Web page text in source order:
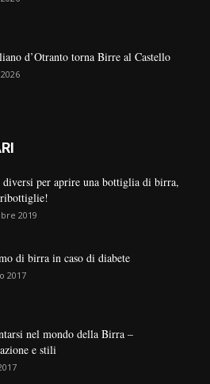
d’Otranto torna Birre al Castello
diversi per aprire una bottiglia di birra,
2019
di birra in caso di diabete
2017
nel mondo della Birra –
e stili